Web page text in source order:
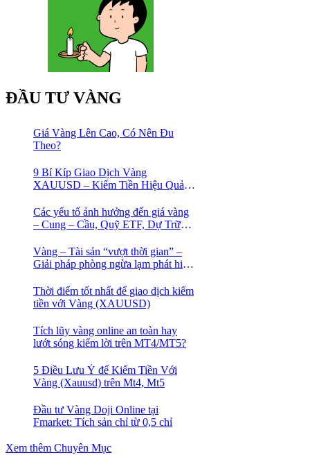
ĐẦU TƯ VÀNG
Giá Vàng Lên Cao, Có Nên Đu
Theo?
9 Bí Kíp Giao Dịch Vàng
XAUUSD – Kiếm Tiền Hiệu Quả
Các yếu tố ảnh hưởng đến giá vàng
– Cung – Cầu, Quỹ ETF, Dự Trữ
Vàng – Tài sản “vượt thời gian” –
Giải pháp phòng ngừa lạm phát hiệu
Thời điểm tốt nhất để giao dịch kiếm
tiền với Vàng (XAUUSD)
Tích lũy vàng online an toàn hay
lướt sóng kiếm lời trên MT4/MT5?
5 Điều Lưu Ý để Kiếm Tiền Với
Vàng (Xauusd) trên Mt4, Mt5
Đầu tư Vàng Doji Online tại
Fmarket: Tích sản chỉ từ 0,5 chỉ
Xem thêm Chuyên Mục